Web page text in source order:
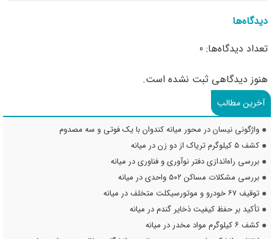
دیدگاه‌ها
تعداد دیدگاه‌ها: 0
هنوز دیدگاهی ثبت نشده است.
آخرین مطالب
واژگونی نیسان در محور میانه کندوان با یک فوتی و سه مصدوم
کشف ۵ کیلوگرم تریاک از دو زن در میانه
بررسی راه‌اندازی دفتر نوآوری و فناوری در میانه
بررسی مشکلات مساکن ۵۰۲ واحدی در میانه
توقیف ۶۷ خودرو و موتورسیکلت متخلف در میانه
تأکید بر حفظ کیفیت ذخایر گندم در میانه
کشف ۶ کیلوگرم مواد مخدر در میانه